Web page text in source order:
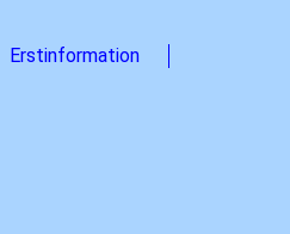
Erstinformation